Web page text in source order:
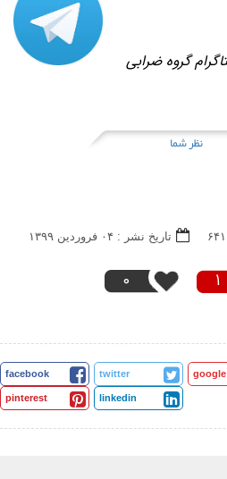
گروه ضرابی
نظر شما
1
0
تاریخ نشر : ۰۴ فروردين ۱۳۹۹
facebook twitter
pinterest linkedin